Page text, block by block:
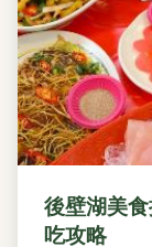
後壁湖美
吃攻略